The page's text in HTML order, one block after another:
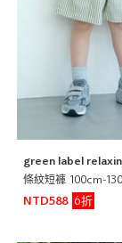
green label
條紋短褲 100cm-
NTD588
6折